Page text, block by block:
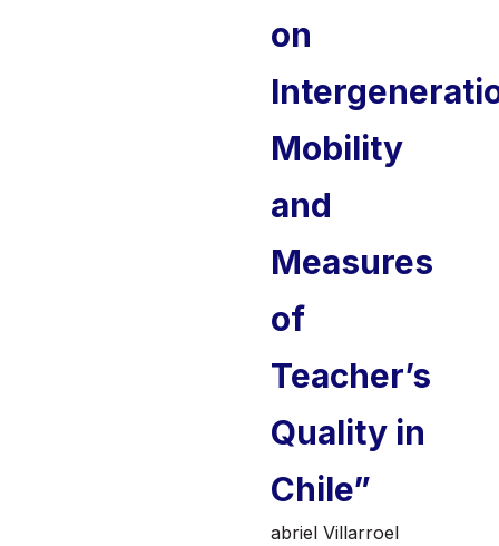
on
Mobility
and
Measures
of
Teacher’s
Quality in
Chile”
abriel Villarroel